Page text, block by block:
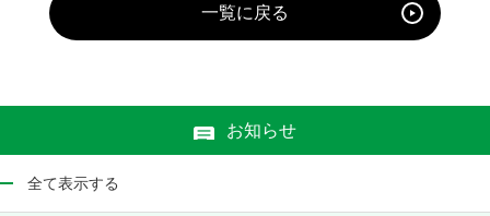
一覧に戻る
お知らせ
全て表示する